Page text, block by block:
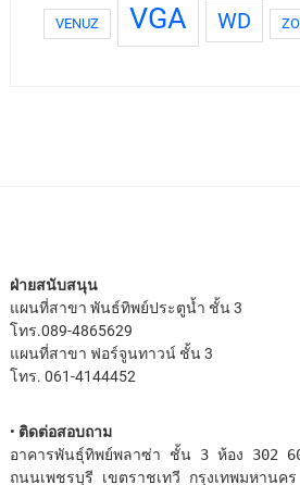
VENUZ VGA WD
ฝ่ายสนับสนุน
แผนที่สาขา พันธ์ทิพย์ประตูน้ำ ชั้น 3
โทร.089-4865629
แผนที่สาขา ฟอร์จูนทาวน์ชั้น 3
โทร. 061-4144452
• ติดต่อสอบถาม
อาคารพันธุ์ทิพย์พลาซ่า ชั้น 3 ห้อง 302
ถนนเพชรบุรี เขตราชเทวี กรุงเทพมหานค